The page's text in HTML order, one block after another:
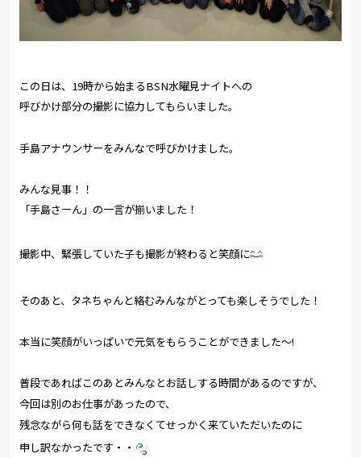
この日は、19時から始まるBSN水曜見ナイトへの
呼びかけ部分の撮影に協力してもらいました。
手島アナウンサーをみんなで呼びかけました。
みんな見事！！
「手島さーん」の一言が揃いました！
撮影中、緊張していた子も撮影が終わると笑顔に
そのあと、タネちゃんと絡むみんながとっても楽しそうでした！
本当に笑顔がいっぱいで元気をもらうことができました～!
普段であればこのあとみんなとお話しする時間があるのですが、
今回は別のお仕事があったので、
残念ながら何も話をできなくてせっかく来ていただいたのに
申し訳なかったです・・